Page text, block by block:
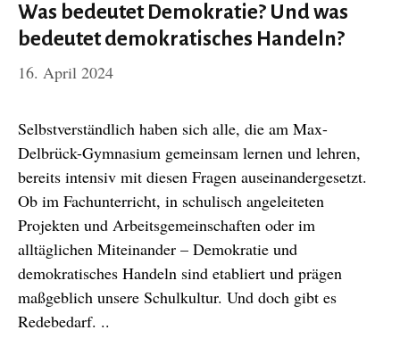
Was bedeutet Demokratie? Und was
bedeutet demokratisches Handeln?
16. April 2024
Selbstverständlich haben sich alle, die am Max-
Delbrück-Gymnasium gemeinsam lernen und lehren,
bereits intensiv mit diesen Fragen auseinandergesetzt.
Ob im Fachunterricht, in schulisch angeleiteten
Projekten und Arbeitsgemeinschaften oder im
alltäglichen Miteinander – Demokratie und
demokratisches Handeln sind etabliert und prägen
maßgeblich unsere Schulkultur. Und doch gibt es
Redebedarf. ..